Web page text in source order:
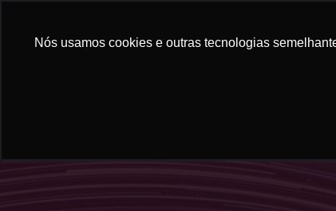
Nós usamos cookies e outras tecnologias